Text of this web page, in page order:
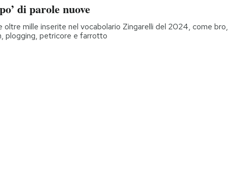
di parole nuove
oltre mille inserite nel vocabolario Zingarelli del 2024, come bro,
plogging, petricore e farrotto